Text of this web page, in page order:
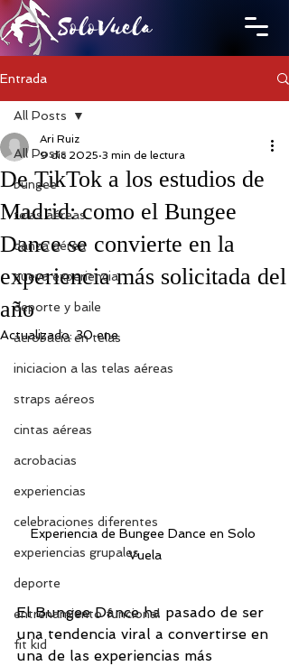
SoloVuela
Entrada
All Posts
bungee
telas aéreas
danza aérea
nueva experiencia
deporte y baile
acrobacia en telas
iniciacion a las telas aéreas
straps aéreos
cintas aéreas
acrobacias
experiencias
celebraciones diferentes
experiencias grupales
deporte
entrenamiento funcional
fit kid
All Posts
De TikTok a los estudios de
Madrid: como el Bungee
Dance se convierte en la
experiencia más solicitada del
año
Ari Ruiz
9 dic 2025 3 min de lectura
Actualizado:30 ene
Experiencia de Bungee Dance en Solo
Vuela
El Bungee Dance ha pasado de ser
una tendencia viral a convertirse en
una de las experiencias más